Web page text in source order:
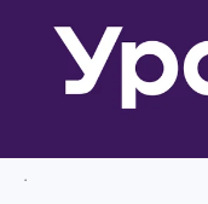
.